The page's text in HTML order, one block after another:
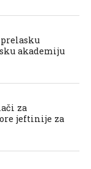
akademiju
za
jeftinije za